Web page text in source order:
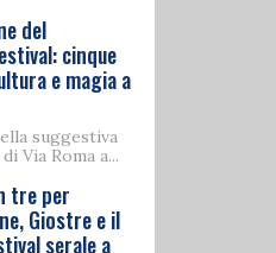
del
cinque
e magia a
suggestiva
Via Roma a...
tre per
Giostre e il
serale a